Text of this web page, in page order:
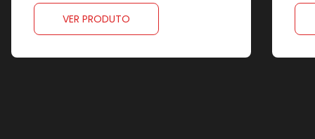
VER PRODUTO